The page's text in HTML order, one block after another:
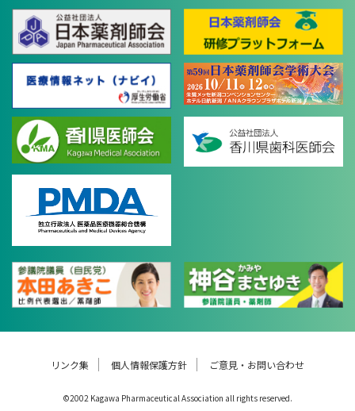
リンク集 個人情報保護方針 ご意見・お問い合わせ
©2002 Kagawa Pharmaceutical Association all rights reserved.